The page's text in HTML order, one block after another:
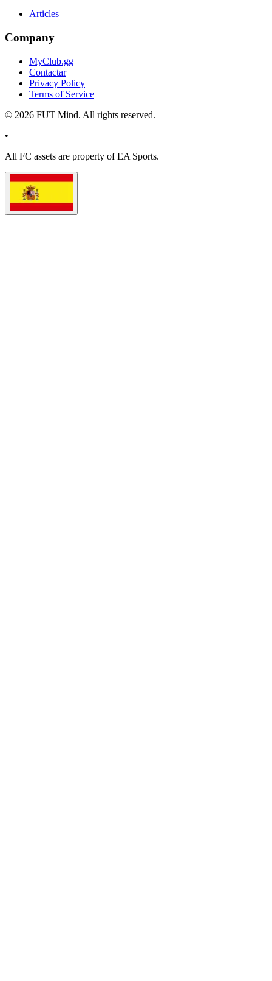
Articles
Company
MyClub.gg
Contactar
Privacy Policy
Terms of Service
© 2026 FUT Mind. All rights reserved.
•
All FC assets are property of EA Sports.